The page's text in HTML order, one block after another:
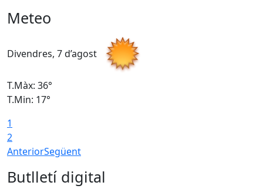
Meteo
Divendres, 7 d’agost
T.Màx: 36°
T.Min: 17°
1
2
AnteriorSegüent
Butlletí digital